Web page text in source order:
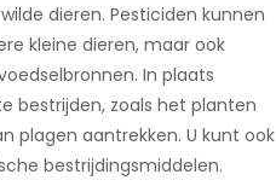
dieren. Pesticiden kunnen
kleine dieren, maar ook
In plaats
bestrijden, zoals het planten
plagen aantrekken. U kunt ook
bestrijdingsmiddelen.